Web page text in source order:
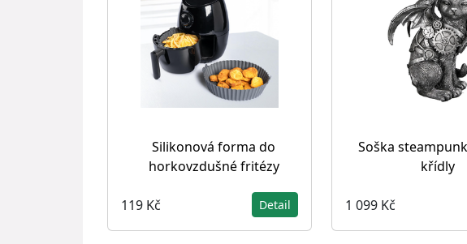
Silikonová forma do
horkovzdušné fritézy
119 Kč Detail
Soška
křídly
1 099 Kč